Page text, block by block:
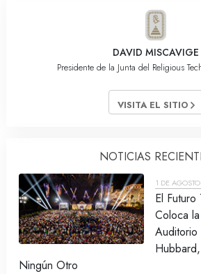
DAVID MISCAVIGE
Presidente de la Junta del Religious
VISITA EL SITIO
NOTICIAS
1 DE
El Futuro
Coloca
Ningún Otro